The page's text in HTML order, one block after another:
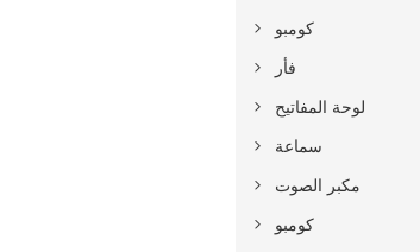
كومبو
فأر
لوحة المفاتيح
سماعة
مكبر الصوت
كومبو